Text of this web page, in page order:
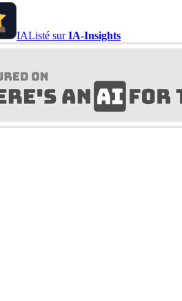
IAListé surIA-Insights